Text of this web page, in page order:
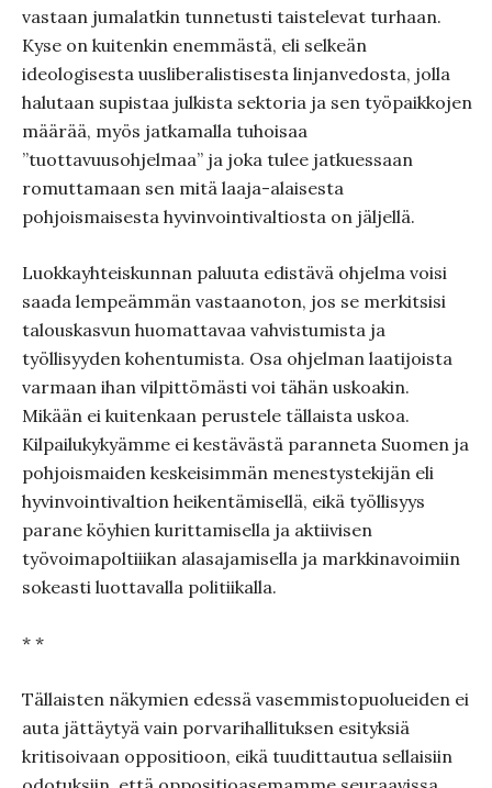
vastaan jumalatkin tunnetusti taistelevat turhaan.
Kyse on kuitenkin enemmästä, eli selkeän
ideologisesta uusliberalistisesta linjanvedosta, jolla
halutaan supistaa julkista sektoria ja sen työpaikkojen
määrää, myös jatkamalla tuhoisaa
”tuottavuusohjelmaa” ja joka tulee jatkuessaan
romuttamaan sen mitä laaja-alaisesta
pohjoismaisesta hyvinvointivaltiosta on jäljellä.
Luokkayhteiskunnan paluuta edistävä ohjelma voisi
saada lempeämmän vastaanoton, jos se merkitsisi
talouskasvun huomattavaa vahvistumista ja
työllisyyden kohentumista. Osa ohjelman laatijoista
varmaan ihan vilpittömästi voi tähän uskoakin.
Mikään ei kuitenkaan perustele tällaista uskoa.
Kilpailukykyämme ei kestävästä paranneta Suomen ja
pohjoismaiden keskeisimmän menestystekijän eli
hyvinvointivaltion heikentämisellä, eikä työllisyys
parane köyhien kurittamisella ja aktiivisen
työvoimapoltiiikan alasajamisella ja markkinavoimiin
sokeasti luottavalla politiikalla.
* *
Tällaisten näkymien edessä vasemmistopuolueiden ei
auta jättäytyä vain porvarihallituksen esityksiä
kritisoivaan oppositioon, eikä tuudittautua sellaisiin